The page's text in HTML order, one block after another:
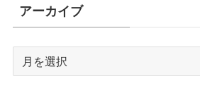
アーカイブ